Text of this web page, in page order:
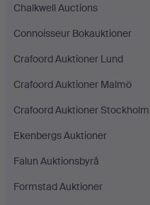
Chalkwell Auctions
Connoisseur Bokauktioner
Crafoord Auktioner Lund
Crafoord Auktioner Malmö
Crafoord Auktioner Stockholm
Ekenbergs Auktioner
Falun Auktionsbyrå
Formstad Auktioner